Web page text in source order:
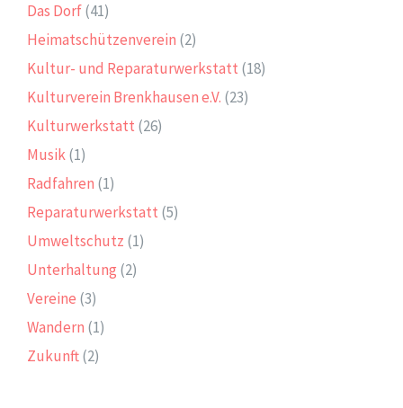
Das Dorf(41)
Heimatschützenverein (2)
Kultur- und Reparaturwerkstatt (18)
Kulturverein Brenkhausen e.V. (23)
Kulturwerkstatt (26)
Musik(1)
Radfahren (1)
Reparaturwerkstatt (5)
Umweltschutz (1)
Unterhaltung (2)
Vereine (3)
Wandern (1)
Zukunft(2)